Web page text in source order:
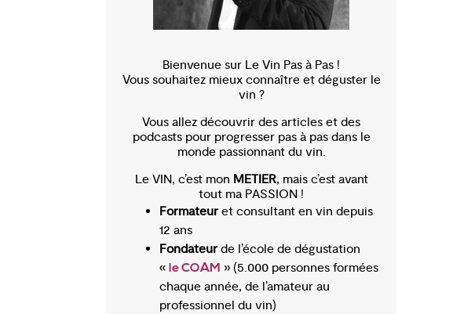
Bienvenue sur Le Vin Pas à Pas !
Vous souhaitez mieux connaître et déguster le
vin ?
Vous allez découvrir des articles et des
podcasts pour progresser pas à pas dans le
monde passionnant du vin.
Le VIN, c’est mon METIER, mais c’est avant
tout ma PASSION !
Formateur et consultant en vin depuis
12 ans
Fondateur de l’école de dégustation
« le COAM » (5.000 personnes formées
chaque année, de l’amateur au
professionnel du vin)